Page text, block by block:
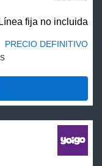
Línea fija no incluida
PRECIO DEFINITIVO